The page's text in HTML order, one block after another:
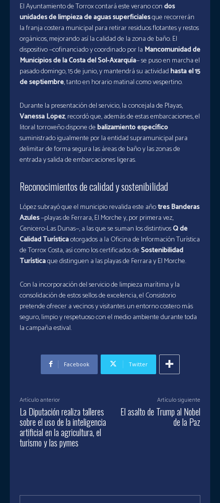
El Ayuntamiento de Torrox contará este verano condos
unidades de limpieza de aguas superficialesque recorrerán
la franja costera municipal para retirar residuos flotantes y restos
orgánicos, mejorando así la calidad de la zona de baño. El
dispositivo —cofinanciado y coordinado por la Mancomunidad de
Municipios de la Costa del Sol-Axarquía— se puso en marcha el
pasado domingo, 15 de junio, y mantendrá su actividadhasta el 15
de septiembre, tanto en horario matinal como vespertino.
Durante la presentación del servicio, la concejala de Playas,
Vanessa López, recordó que, además de estas embarcaciones, el
litoral torroxeño dispone debalizamiento específico
suministrado igualmente por la entidad supramunicipal para
delimitar de forma segura las áreas de baño y las zonas de
entrada y salida de embarcaciones ligeras.
Reconocimientos de calidad y sostenibilidad
López subrayó que el municipio revalida este añotres Banderas
Azules—playas de Ferrara, El Morche y, por primera vez,
Cenicero-Las Dunas—, a las que se suman los distintivosQ de
Calidad Turísticaotorgados a la Oficina de Información Turística
de Torrox Costa, así como los certificados deSostenibilidad
Turísticaque distinguen a las playas de Ferrara y El Morche.
Con la incorporación del servicio de limpieza marítima y la
consolidación de estos sellos de excelencia, el Consistorio
pretende ofrecer a vecinos y visitantes un entorno costero más
seguro, limpio y respetuoso con el medio ambiente durante toda
la campaña estival.
Facebook Twitter
Artículo anterior
La Diputación realiza talleres
sobre el uso de la inteligencia
artificial en la agricultura, el
turismo y las pymes
Artículo siguiente
El asalto de Trump al Nobel
de la Paz